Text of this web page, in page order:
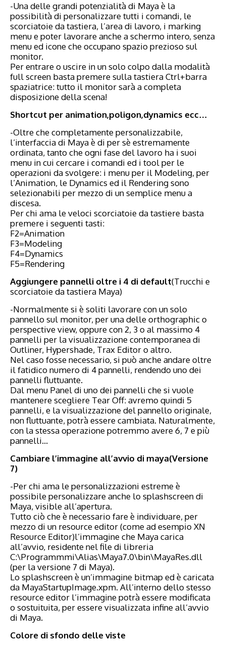
-Una delle grandi potenzialità di Maya è la
possibilità di personalizzare tutti i comandi, le
scorciatoie da tastiera, l’area di lavoro, i marking
menu e poter lavorare anche a schermo intero, senza
menu ed icone che occupano spazio prezioso sul
monitor.
Per entrare o uscire in un solo colpo dalla modalità
full screen basta premere sulla tastiera Ctrl+barra
spaziatrice: tutto il monitor sarà a completa
disposizione della scena!
Shortcut per animation,poligon,dynamics ecc…
-Oltre che completamente personalizzabile,
l’interfaccia di Maya è di per sè estremamente
ordinata, tanto che ogni fase del lavoro ha i suoi
menu in cui cercare i comandi ed i tool per le
operazioni da svolgere: i menu per il Modeling, per
l’Animation, le Dynamics ed il Rendering sono
selezionabili per mezzo di un semplice menu a
discesa.
Per chi ama le veloci scorciatoie da tastiere basta
premere i seguenti tasti:
F2=Animation
F3=Modeling
F4=Dynamics
F5=Rendering
Aggiungere pannelli oltre i 4 di default(Trucchi e
scorciatoie da tastiera Maya)
-Normalmente si è soliti lavorare con un solo
pannello sul monitor, per una delle orthographic o
perspective view, oppure con 2, 3 o al massimo 4
pannelli per la visualizzazione contemporanea di
Outliner, Hypershade, Trax Editor o altro.
Nel caso fosse necessario, si può anche andare oltre
il fatidico numero di 4 pannelli, rendendo uno dei
pannelli fluttuante.
Dal menu Panel di uno dei pannelli che si vuole
mantenere scegliere Tear Off: avremo quindi 5
pannelli, e la visualizzazione del pannello originale,
non fluttuante, potrà essere cambiata. Naturalmente,
con la stessa operazione potremmo avere 6, 7 e più
pannelli…
Cambiare l’immagine all’avvio di maya(Versione
7)
-Per chi ama le personalizzazioni estreme è
possibile personalizzare anche lo splashscreen di
Maya, visible all’apertura.
Tutto ciò che è necessario fare è individuare, per
mezzo di un resource editor (come ad esempioXN
Resource Editor)l’immagine che Maya carica
all’avvio, residente nel file di libreria
C:\Programmmi\Alias\Maya7.0\bin\MayaRes.dll
(per la versione 7 di Maya).
Lo splashscreen è un’immagine bitmap ed è caricata
da MayaStartupImage.xpm. All’interno dello stesso
resource editor l’immagine potrà essere modificata
o sostuituita, per essere visualizzata infine all’avvio
di Maya.
Colore di sfondo delle viste